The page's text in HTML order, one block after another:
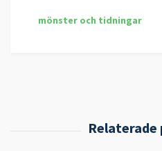
mönster och tidningar